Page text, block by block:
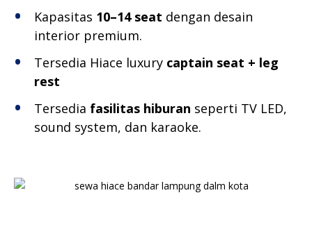
Kapasitas 10–14 seat dengan desain
interior premium.
Tersedia Hiace luxury captain seat + leg
rest
Tersedia fasilitas hiburan seperti TV LED,
sound system, dan karaoke.